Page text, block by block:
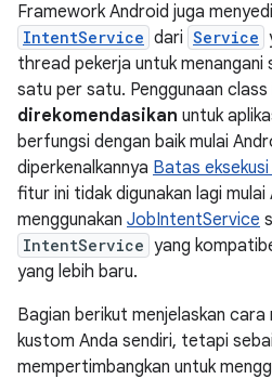
Framework Android juga
IntentService dari Service
thread pekerja untuk menangani
satu per satu. Penggunaan class
direkomendasikan untuk
berfungsi dengan baik mulai
diperkenalkannya Batas
fitur ini tidak digunakan lagi
menggunakan JobIntentService
IntentService yang
yang lebih baru.
Bagian berikut menjelaskan cara
kustom Anda sendiri, tetapi
mempertimbangkan untuk